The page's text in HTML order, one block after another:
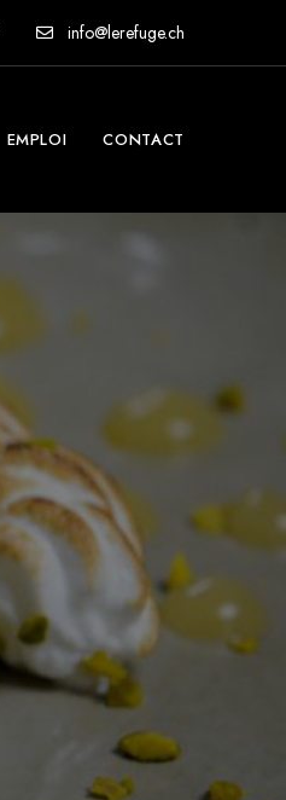
info@lerefuge.ch
EMPLOI CONTACT